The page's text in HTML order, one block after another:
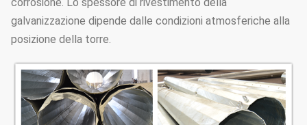
corrosione. Lo spessore di rivestimento della
galvanizzazione dipende dalle condizioni atmosferiche alla
posizione della torre.